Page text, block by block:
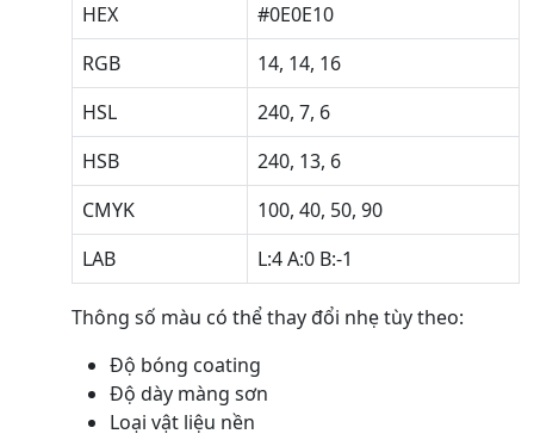
HEX
#0E0E10
RGB
14, 14, 16
HSL
240, 7, 6
HSB
240, 13, 6
CMYK
100, 40, 50, 90
LAB
L:4 A:0 B:-1
Thông số màu có thể thay đổi nhẹ tùy theo:
Độ bóng coating
Độ dày màng sơn
Loại vật liệu nền